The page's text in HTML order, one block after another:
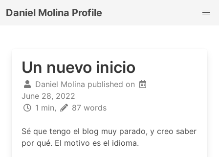
Daniel Molina Profile
Un nuevo inicio
Daniel Molina published on
June 28, 2022
1 min,
87 words
Sé que tengo el blog muy parado, y creo saber
por qué. El motivo es el idioma.